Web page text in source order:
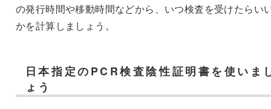
の発行時間や移動時間などから、いつ検査を受けたらい
かを計算しましょう。
日本指定のPCR検査陰性証明書を使いま
ょう